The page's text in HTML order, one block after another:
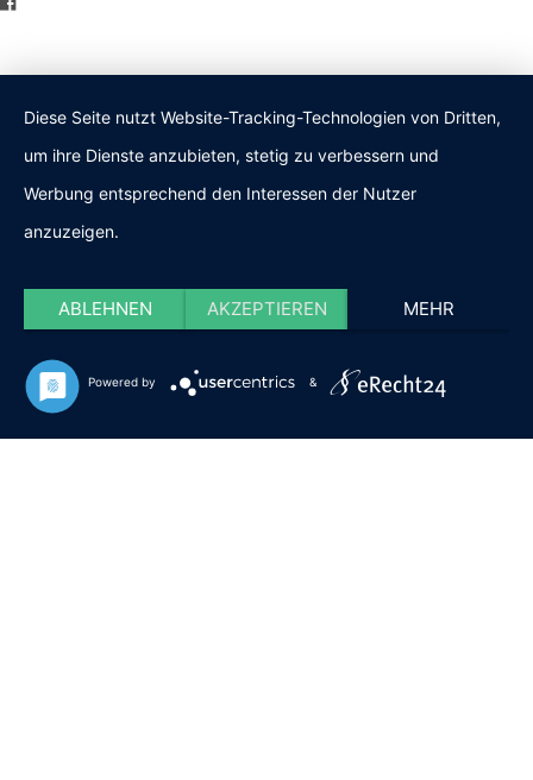
Diese Seite nutzt Website-Tracking-Technologien von Dritten,
um ihre Dienste anzubieten, stetig zu verbessern und
Werbung entsprechend den Interessen der Nutzer
anzuzeigen.
ABLEHNEN AKZEPTIEREN MEHR
Powered by &